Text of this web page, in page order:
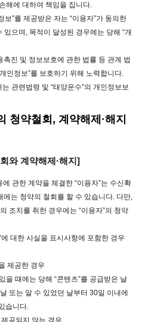
해에 대하여 책임을 집니다.
”를 제공받은 자는 “이용자”가 동의한
있으며, 목적이 달성된 경우에는 당해 “개
진 및 정보보호에 관한 법률 등 관계 법
인정보”를 보호하기 위해 노력합니다.
관련법령 및 “태양운수”의 개인정보보
청약철회, 계약해제·해지
와 계약해제·해지]
관한 계약을 체결한 “이용자”는 수신확
는 청약의 철회를 할 수 있습니다. 다만,
조치를 취한 경우에는 “이용자”의 청약
대한 사실을 표시사항에 포함한 경우
제공한 경우
을 때에는 당해 “콘텐츠”를 공급받은 날
또는 알 수 있었던 날부터 30일 이내에
습니다.
공되지 않는 경우